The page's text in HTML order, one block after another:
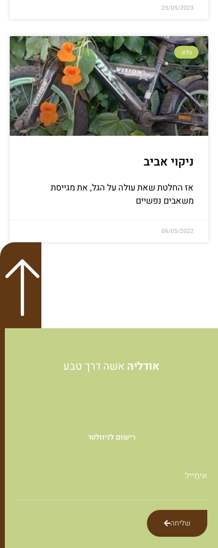
25/05/2023
בלוג
ניקוי אביב
אז החלטת שאת עולה על הגל, את מגייסת
משאבים נפשיים
06/05/2022
אודליה אשה דרך טבע
רישום לניוזלטר
אימייל
שליחה